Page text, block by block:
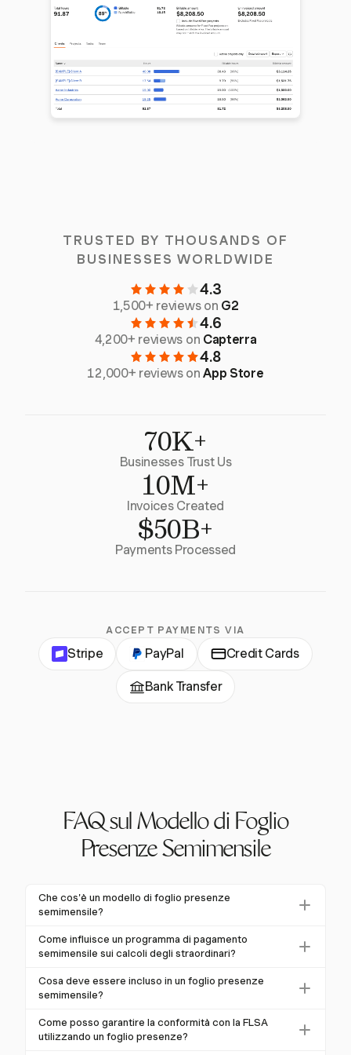
TRUSTED BY THOUSANDS OF
BUSINESSES WORLDWIDE
4.3
1,500+ reviews on G2
4.6
4,200+ reviews on Capterra
4.8
12,000+ reviews onApp Store
70K+
Businesses Trust Us
10M+
Invoices Created
$50B+
Payments Processed
ACCEPT PAYMENTS VIA
Stripe PayPal Credit Cards
Bank Transfer
FAQ sul Modello di Foglio
Presenze Semimensile
Che cos'è un modello di foglio presenze
semimensile?
Un modello di foglio presenze semimensile viene
utilizzato per registrare le ore di lavoro dei dipendenti
pagamento all'anno. Include tipicamente campi per
totali lavorate.
Come influisce un programma di pagamento
semimensile sui calcoli degli straordinari?
I programmi di pagamento semimensile possono
complicare i calcoli degli straordinari perché le
di pagamento. I datori di lavoro devono garantire che
le ore lavorate oltre 40 in una settimana siano
Cosa deve essere incluso in un foglio presenze
semimensile?
Un foglio presenze semimensile dovrebbe includere
dettagli sui dipendenti, date, ore regolari e
Come posso garantire la conformità con la FLSA
utilizzando un foglio presenze?